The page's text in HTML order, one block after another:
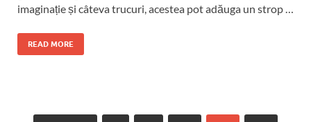
imaginație și câteva trucuri, acestea pot adăuga un strop …
READ MORE